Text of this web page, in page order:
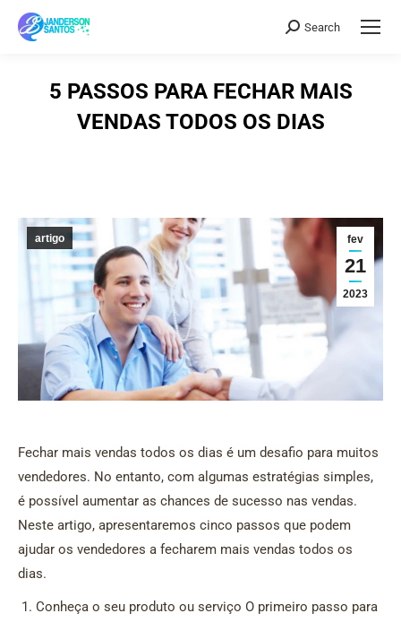
Search:
Search
5 PASSOS PARA FECHAR MAIS
VENDAS TODOS OS DIAS
fev
21
2023
artigo
Fechar mais vendas todos os dias é um desafio para muitos
vendedores. No entanto, com algumas estratégias simples,
é possível aumentar as chances de sucesso nas vendas.
Neste artigo, apresentaremos cinco passos que podem
ajudar os vendedores a fecharem mais vendas todos os
dias.
Conheça o seu produto ou serviço O primeiro passo para